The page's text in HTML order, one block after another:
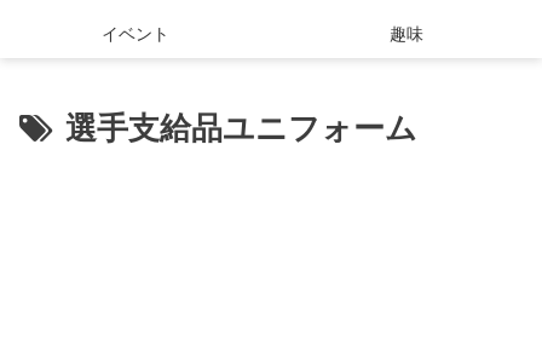
イベント 趣味
選手支給品ユニフォーム